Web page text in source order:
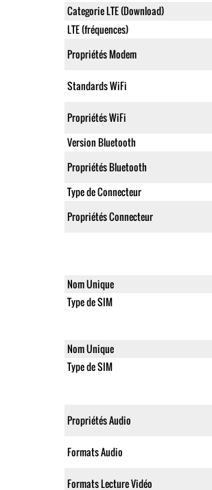
Categorie LTE (Download)
LTE (fréquences)
Propriétés Modem
Standards WiFi
Propriétés WiFi
Version Bluetooth
Propriétés Bluetooth
Type de Connecteur
Propriétés Connecteur
Nom Unique
Type de SIM
Nom Unique
Type de SIM
Propriétés Audio
Formats Audio
Formats Lecture Vidéo